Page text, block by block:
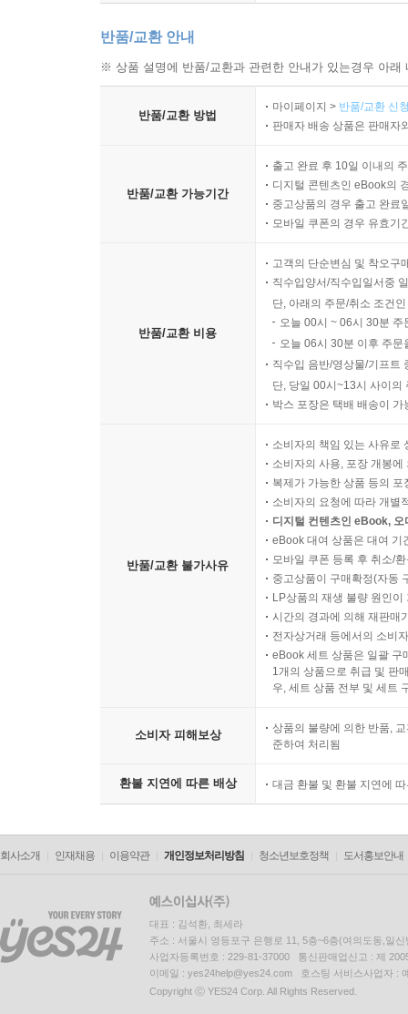
반품/교환 안내
※ 상품 설명에 반품/교환과 관련한 안내가 있는경우 아
반품/교환 방법
마이페이지 > 반품/교환 신
판매자 배송 상품은 판매자
반품/교환 가능기간
출고 완료 후 10일 이내의
디지털 콘텐츠인 eBook의
중고상품의 경우 출고 완료
모바일 쿠폰의 경우 유효기
반품/교환 비용
고객의 단순변심 및 착오구
직수입양서/직수입일서중
단, 아래의 주문/취소 조건
오늘 00시 ~ 06시 30분
오늘 06시 30분 이후 주
직수입 음반/영상물/기프트
단, 당일 00시~13시 사이의
박스 포장은 택배 배송이
반품/교환 불가사유
소비자의 책임 있는 사유로
소비자의 사용, 포장 개봉
복제가 가능한 상품 등의
소비자의 요청에 따라 개별
디지털 컨텐츠인 eBook,
eBook 대여 상품은 대여 기
모바일 쿠폰 등록 후 취소/
중고상품이 구매확정(자동
LP상품의 재생 불량 원인
시간의 경과에 의해 재판매
전자상거래 등에서의 소비
eBook 세트 상품은 일괄 구
1개의 상품으로 취급 및 판
우, 세트 상품 전부 및 세트
소비자 피해보상
상품의 불량에 의한 반품,
준하여 처리됨
환불 지연에 따른 배상 대금 환불 및 환불 지연에
회사소개 인재채용 이용약관 개인정보처리방침 청소년보호정책 도서홍보안내
대표 : 김석환, 최세라
주소 : 서울시 영등포구 은행로 11, 5층~6층(여의도동,일신
사업자등록번호 : 229-81-37000 통신판매업신고 : 제
이메일 : yes24help@yes24.com 호스팅 서비스사업자 :
Copyright ⓒ YES24 Corp. All Rights Reserved.